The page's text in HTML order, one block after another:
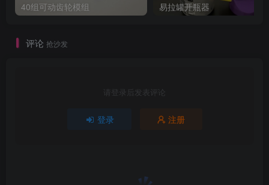
40组可动齿轮模组 易拉罐开瓶器
评论 抢沙发
请登录后发表评论
登录 注册